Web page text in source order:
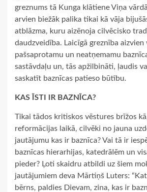
greznums tā Kunga klātiene Viņa
arvien biežāk palika tikai kā vāja
atblāzma, kuru aizēnoja cilvēcisko
daudzveidība. Laicīgā greznība
pašsaprotamu un neatņemamu
sastāvdaļu un, tās apžilbināti, ļaudis
saskatīt baznīcas patieso būtību.
KAS ĪSTI IR BAZNĪCA?
Tikai tādos kritiskos vēstures brīžos
reformācijas laikā, cilvēki no jauna
jautājumu kas ir baznīca? Vai tā ir
baznīcas hierarhijas, katedrālēm un
pieder? Ļoti skaidru atbildi uz šiem
jautājumiem deva Mārtiņš Luters:
bērns, paldies Dievam, zina, kas ir